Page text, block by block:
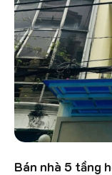
Bán nhà 5 tầng